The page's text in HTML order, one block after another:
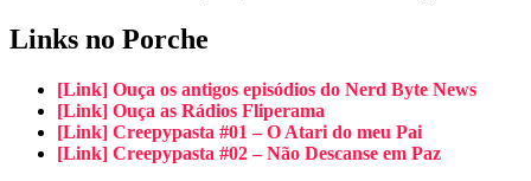
Links no Porche
[Link] Ouça os antigos episódios do Nerd Byte News
[Link] Ouça as Rádios Fliperama
[Link] Creepypasta #01 – O Atari do meu Pai
[Link] Creepypasta #02 – Não Descanse em Paz